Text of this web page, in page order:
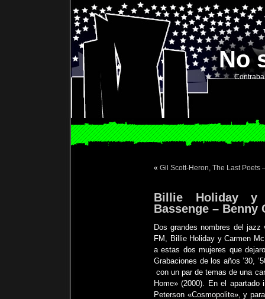
No
« Gil Scott-Heron, The Last Poets
Billie Holiday y
Bassenge – Benny
Dos grandes nombres del
FM, Billie Holiday y Carmen
a estas dos mujeres que
Grabaciones de los años ’30,
con un par de temas de una
Home» (2000). En el
Peterson «Cosmopolite», y